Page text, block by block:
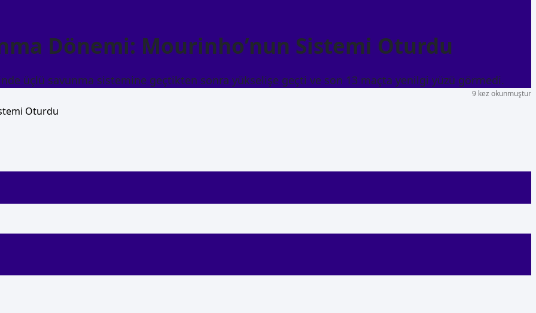
Dönemi: Mourinho’nun Sistemi Oturdu
üçlü savunma sistemine geçtikten sonra yükselişe geçti ve son 13 maçta yenilgi yüzü görmedi.
9 kez okunmuştur